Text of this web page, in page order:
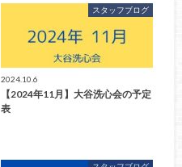
スタッフブログ
2024.10.6
【2024年11月】大谷洗心会の予定
表